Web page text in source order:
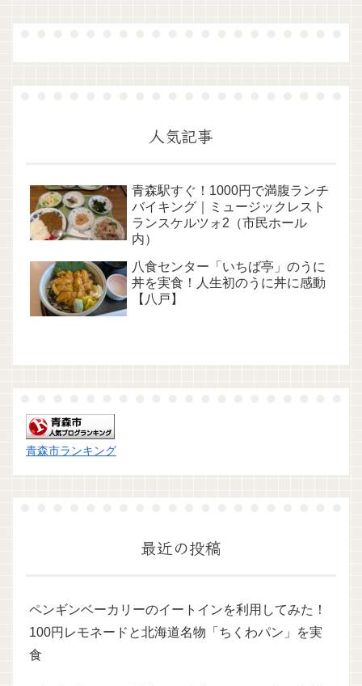
人気記事
青森駅すぐ！1000円で満腹ランチ
バイキング｜ミュージックレスト
ランスケルツォ2（市民ホール
内）
八食センター「いちば亭」のうに
丼を実食！人生初のうに丼に感動
【八戸】
青森市ランキング
最近の投稿
ペンギンベーカリーのイートインを利用してみた！
100円レモネードと北海道名物「ちくわパン」を実
食